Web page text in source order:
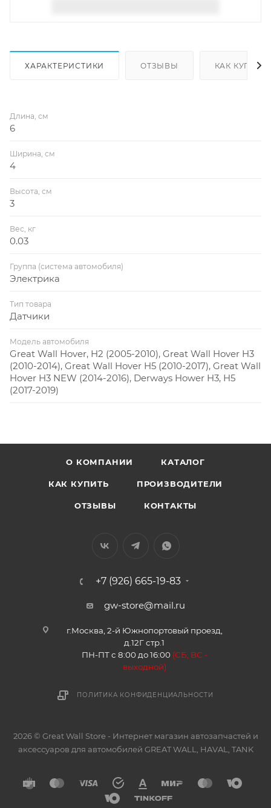
ХАРАКТЕРИСТИКИ ОТЗЫВЫ КАК КУПИТЬ
Длина, см
6
Ширина, см
4
Высота, см
3
Вес, кг
0.03
Группа (система автомобиля)
Электрика
Тип товара
Датчики
Модель автомобиля
Great Wall Hover, H2 (2005-2010), Great Wall Hover H3
(2010-2014), Great Wall Hover H5 (2010-2017), Great Wall
Hover H3 NEW (2014-2016), Derways Hower H3, H5
(2017-2019)
О КОМПАНИИ КАТАЛОГ
КАК КУПИТЬ ПРОИЗВОДИТЕЛИ
ОТЗЫВЫ КОНТАКТЫ
+7 (926) 665-19-83
gw-store@mail.ru
г.Москва, 2-й Южнопортовый проезд,
д.12Г стр.1
ПН-ПТ с 8:00 до 16:00 (СБ, ВС -
выходной)
ПОЛИТИКА КОНФИДЕНЦИАЛЬНОСТИ
2026 © Great Wall Store - Интернет магазин автозапчастей и
аксессуаров для автомобилей GREAT WALL, HAVAL, TANK